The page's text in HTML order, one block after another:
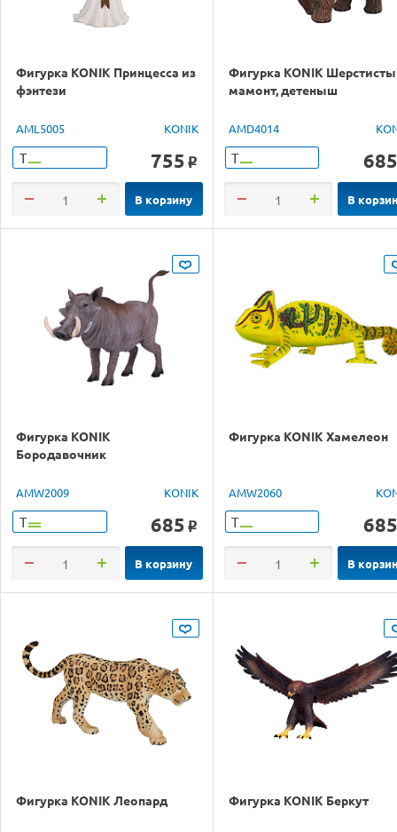
Фигурка KONIK Принцесса из
фэнтези
AML5005 KONIK
Т 755 o
В корзину
Фигурка KONIK
мамонт, детеныш
AMD4014
Т 685
В
Фигурка KONIK
Бородавочник
AMW2009 KONIK
Т 685 o
В корзину
Фигурка KONIK Хамелеон
AMW2060
Т 685
В
Фигурка KONIK Леопард Фигурка KONIK Беркут